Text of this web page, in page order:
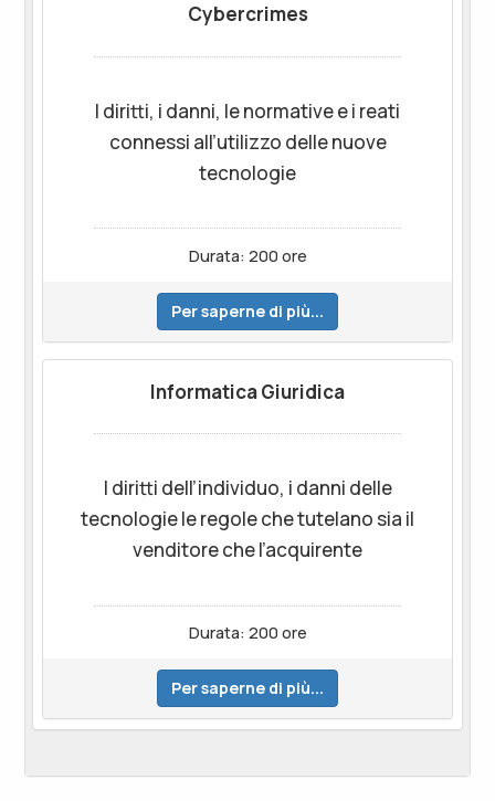
Cybercrimes
I diritti, i danni, le normative e i reati
connessi all’utilizzo delle nuove
tecnologie
Durata: 200 ore
Per saperne di più...
Informatica Giuridica
I diritti dell’individuo, i danni delle
tecnologie le regole che tutelano sia il
venditore che l’acquirente
Durata: 200 ore
Per saperne di più...